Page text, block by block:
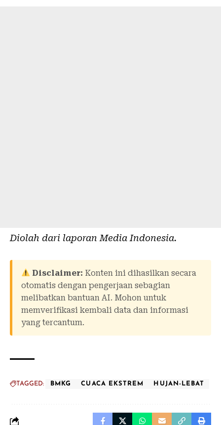
Diolah dari laporan Media Indonesia.
Disclaimer: Konten ini dihasilkan secara
otomatis dengan pengerjaan sebagian
melibatkan bantuan AI. Mohon untuk
memverifikasi kembali data dan informasi
yang tercantum.
TAGGED: BMKG CUACA EKSTREM HUJAN-LEBAT